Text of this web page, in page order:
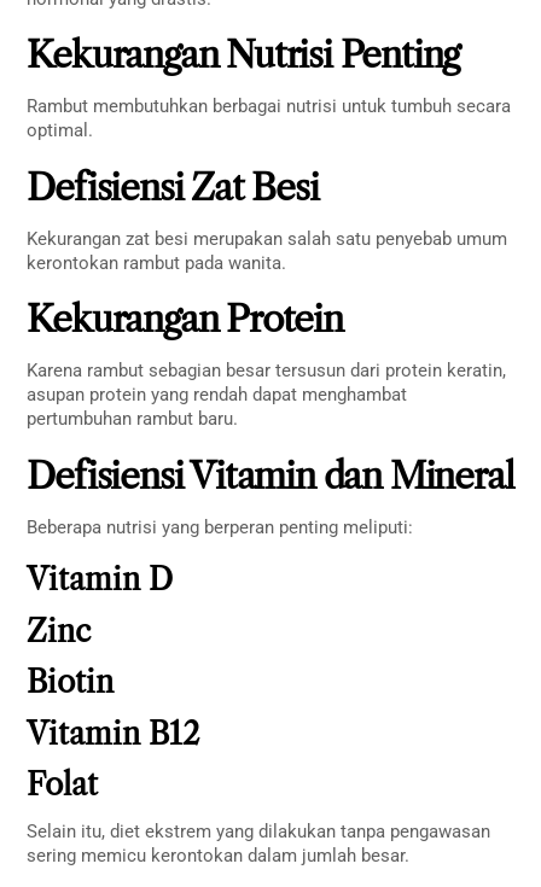
Kekurangan Nutrisi Penting
Rambut membutuhkan berbagai nutrisi untuk tumbuh secara
optimal.
Defisiensi Zat Besi
Kekurangan zat besi merupakan salah satu penyebab umum
kerontokan rambut pada wanita.
Kekurangan Protein
Karena rambut sebagian besar tersusun dari protein keratin,
asupan protein yang rendah dapat menghambat
pertumbuhan rambut baru.
Defisiensi Vitamin dan Mineral
Beberapa nutrisi yang berperan penting meliputi:
Vitamin D
Zinc
Biotin
Vitamin B12
Folat
Selain itu, diet ekstrem yang dilakukan tanpa pengawasan
sering memicu kerontokan dalam jumlah besar.